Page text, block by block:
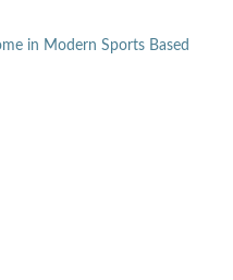
in Modern Sports Based